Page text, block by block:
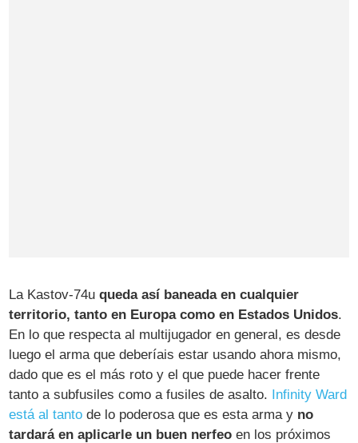
La Kastov-74uqueda así baneada en cualquier
territorio, tanto en Europa como en Estados Unidos.
En lo que respecta al multijugador en general, es desde
luego el arma que deberíais estar usando ahora mismo,
dado que es el más roto y el que puede hacer frente
tanto a subfusiles como a fusiles de asalto. Infinity Ward
está al tanto de lo poderosa que es esta arma y no
tardará en aplicarle un buen nerfeo en los próximos